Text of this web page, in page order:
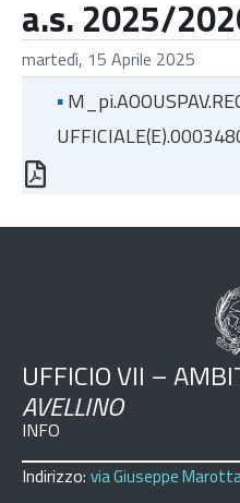
a.s. 2025/
martedì, 15 Aprile 2025
▪
UFFICIO VII –
AVELLINO
INFO
Indirizzo: via Giuseppe